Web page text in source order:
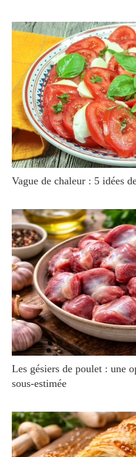
Vague de chaleur : 5 idées
Les gésiers de poulet : une
sous-estimée